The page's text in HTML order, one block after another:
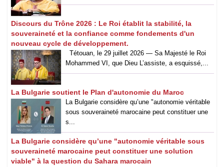
Discours du Trône 2026 : Le Roi établit la stabilité, la
souveraineté et la confiance comme fondements d'un
nouveau cycle de développement.
Tétouan, le 29 juillet 2026 — Sa Majesté le Roi
Mohammed VI, que Dieu L’assiste, a esquissé,...
La Bulgarie soutient le Plan d'autonomie du Maroc
La Bulgarie considère qu’une "autonomie véritable
sous souveraineté marocaine peut constituer une
s...
La Bulgarie considère qu’une "autonomie véritable sous
souveraineté marocaine peut constituer une solution
viable" à la question du Sahara marocain